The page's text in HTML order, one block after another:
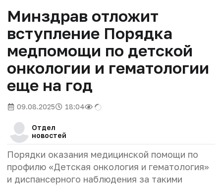
Минздрав отложит
вступление Порядка
медпомощи по детской
онкологии ‎и гематологии
еще на год
09.08.2025 18:04
Отдел
новостей
Порядки оказания медицинской помощи по
профилю «Детская онкология ‎и гематология»
и диспансерного наблюдения за такими